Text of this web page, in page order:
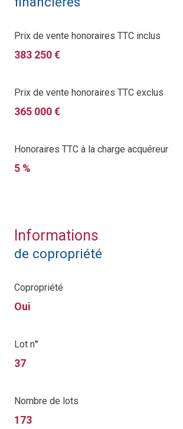
Prix de vente honoraires TTC inclus
383 250 €
Prix de vente honoraires TTC exclus
365 000 €
Honoraires TTC à la charge acquéreur
5 %
Informations
de copropriété
Copropriété
Oui
Lot n°
37
Nombre de lots
173